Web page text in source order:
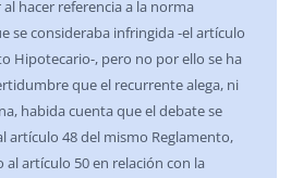
hacer referencia a la norma
se consideraba infringida -el artículo
Hipotecario-, pero no por ello se ha
que el recurrente alega, ni
habida cuenta que el debate se
artículo 48 del mismo Reglamento,
artículo 50 en relación con la